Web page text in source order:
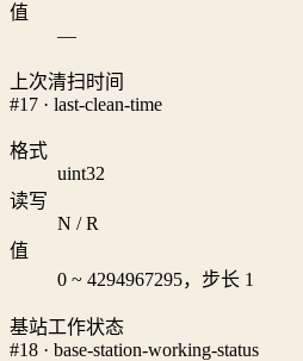
值
—
上次清扫时间
#17 · last-clean-time
格式
uint32
读写
N / R
值
0 ~ 4294967295，步长 1
基站工作状态
#18 · base-station-working-status